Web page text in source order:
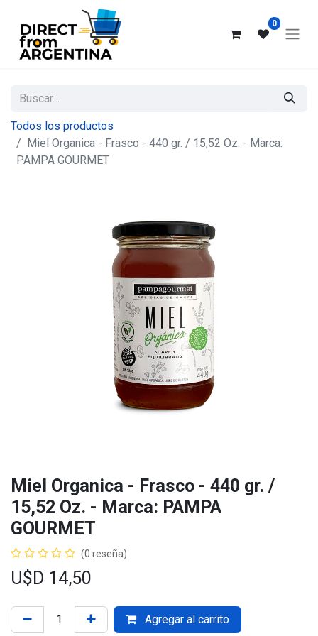
0
Todos los productos
Miel Organica - Frasco - 440 gr. / 15,52 Oz. - Marca:
PAMPA GOURMET
Miel Organica - Frasco - 440 gr. /
15,52 Oz. - Marca: PAMPA
GOURMET
(0 reseña)
U$D 14,50
Agregar al carrito